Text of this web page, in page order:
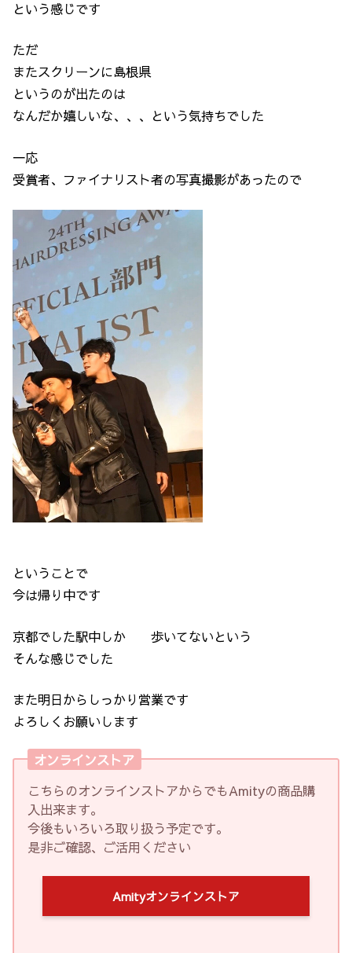
という感じです
ただ
またスクリーンに島根県
というのが出たのは
なんだか嬉しいな、、、という気持ちでした
一応
受賞者、ファイナリスト者の写真撮影があったので
ということで
今は帰り中です
京都でした駅中しか 歩いてないという
そんな感じでした
また明日からしっかり営業です
よろしくお願いします
オンラインストア
こちらのオンラインストアからでもAmityの商品購
入出来ます。
今後もいろいろ取り扱う予定です。
是非ご確認、ご活用ください
Amityオンラインストア